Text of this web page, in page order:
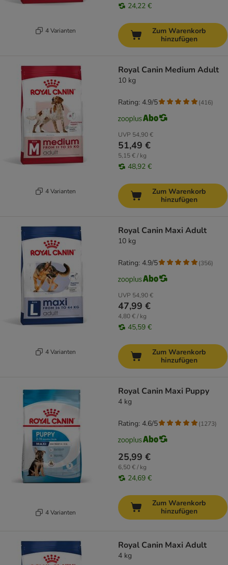
4 Varianten
24,22 €
Zum Warenkorb
hinzufügen
4 Varianten
Royal Canin Medium Adult
10 kg
UVP 54,90 €
51,49 €
5,15 € / kg
48,92 €
Rating: 4.9/5 (416)
Zum Warenkorb
hinzufügen
4 Varianten
Royal Canin Maxi Adult
10 kg
UVP 54,90 €
47,99 €
4,80 € / kg
45,59 €
Rating: 4.9/5 (356)
Zum Warenkorb
hinzufügen
4 Varianten
Royal Canin Maxi Puppy
4 kg
25,99 €
6,50 € / kg
24,69 €
Rating: 4.6/5 (1273)
Zum Warenkorb
hinzufügen
Royal Canin Maxi Adult
4 kg